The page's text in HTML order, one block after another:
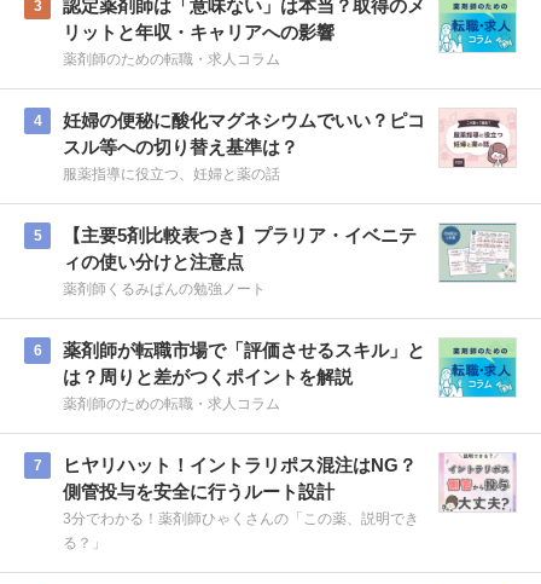
3
認定薬剤師は「意味ない」は本当？取得のメ
リットと年収・キャリアへの影響
薬剤師のための転職・求人コラム
4
妊婦の便秘に酸化マグネシウムでいい？ピコ
スル等への切り替え基準は？
服薬指導に役立つ、妊婦と薬の話
5
【主要5剤比較表つき】プラリア・イベニテ
ィの使い分けと注意点
薬剤師くるみぱんの勉強ノート
6
薬剤師が転職市場で「評価させるスキル」と
は？周りと差がつくポイントを解説
薬剤師のための転職・求人コラム
7
ヒヤリハット！イントラリポス混注はNG？
側管投与を安全に行うルート設計
3分でわかる！薬剤師ひゃくさんの「この薬、説明でき
る？」